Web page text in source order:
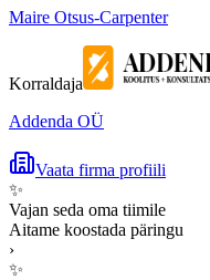
Maire Otsus-Carpenter
Korraldaja
Addenda OÜ
Vaata firma profiili
✨
Vajan seda oma tiimile
Aitame koostada päringu
›
✨